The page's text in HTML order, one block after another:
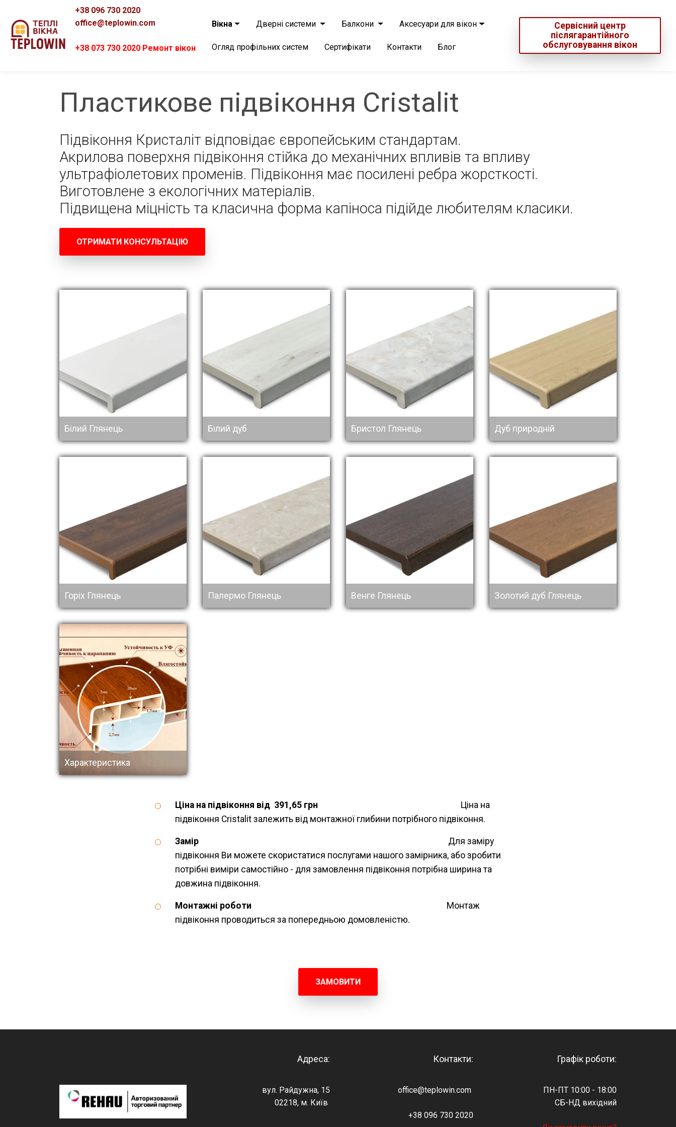
+38 096 730 2020
office@teplowin.com
+38 073 730 2020 Ремонт вікон
Вікна Дверні системи Балкони Аксесуари для вікон
Огляд профільних систем Сертифікати Контакти Блог
Сервісний центр
післягарантійного
обслуговування вікон
Пластикове підвіконня Cristalit
Підвіконня Кристаліт відповідає європейським стандартам.
Акрилова поверхня підвіконня стійка до механічних впливів та впливу
ультрафіолетових променів. Підвіконня має посилені ребра жорсткості.
Виготовлене з екологічних матеріалів.
Підвищена міцність та класична форма капіноса підійде любителям класики.
ОТРИМАТИ КОНСУЛЬТАЦІЮ
Білий Глянець Білий дуб Бристол Глянець Дуб природній
Горіх Глянець Палермо Глянець Венге Глянець Золотий дуб Глянець
Характеристика
Ціна на підвіконня від 391,65 грн Ціна на
підвіконня Cristalit залежить від монтажної глибини потрібного підвіконня.
Замір Для заміру
підвіконня Ви можете скористатися послугами нашого замірника, або зробити
потрібні виміри самостійно - для замовлення підвіконня потрібна ширина та
довжина підвіконня.
Монтажні роботи Монтаж
підвіконня проводиться за попередньою домовленістю.
ЗАМОВИТИ
Адреса:
вул. Райдужна, 15
02218, м. Київ
Контакти:
office@teplowin.com
+38 096 730 2020
Графік роботи:
ПН-ПТ 10:00 - 18:00
СБ-НД вихідний